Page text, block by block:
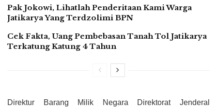
Pak Jokowi, Lihatlah Penderitaan Kami Warga
Jatikarya Yang Terdzolimi BPN
Cek Fakta, Uang Pembebasan Tanah Tol Jatikarya
Terkatung Katung 4 Tahun
Direktur Barang Milik Negara Direktorat Jenderal